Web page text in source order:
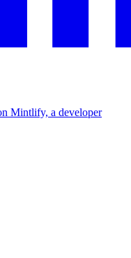
Mintlify, a developer